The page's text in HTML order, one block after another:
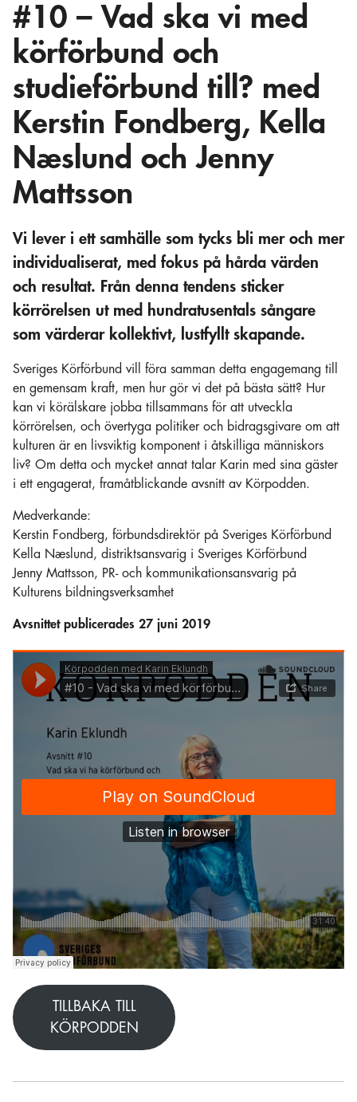
#10 – Vad ska vi med
körförbund och
studieförbund till? med
Kerstin Fondberg, Kella
Næslund och Jenny
Mattsson
Vi lever i ett samhälle som tycks bli mer och mer
individualiserat, med fokus på hårda värden
och resultat. Från denna tendens sticker
körrörelsen ut med hundratusentals sångare
som värderar kollektivt, lustfyllt skapande.
Sveriges Körförbund vill föra samman detta engagemang till
en gemensam kraft, men hur gör vi det på bästa sätt? Hur
kan vi körälskare jobba tillsammans för att utveckla
körrörelsen, och övertyga politiker och bidragsgivare om att
kulturen är en livsviktig komponent i åtskilliga människors
liv? Om detta och mycket annat talar Karin med sina gäster
i ett engagerat, framåtblickande avsnitt av Körpodden.
Medverkande:
Kerstin Fondberg, förbundsdirektör på Sveriges Körförbund
Kella Næslund, distriktsansvarig i Sveriges Körförbund
Jenny Mattsson, PR- och kommunikationsansvarig på
Kulturens bildningsverksamhet
Avsnittet publicerades 27 juni 2019
TILLBAKA TILL
KÖRPODDEN